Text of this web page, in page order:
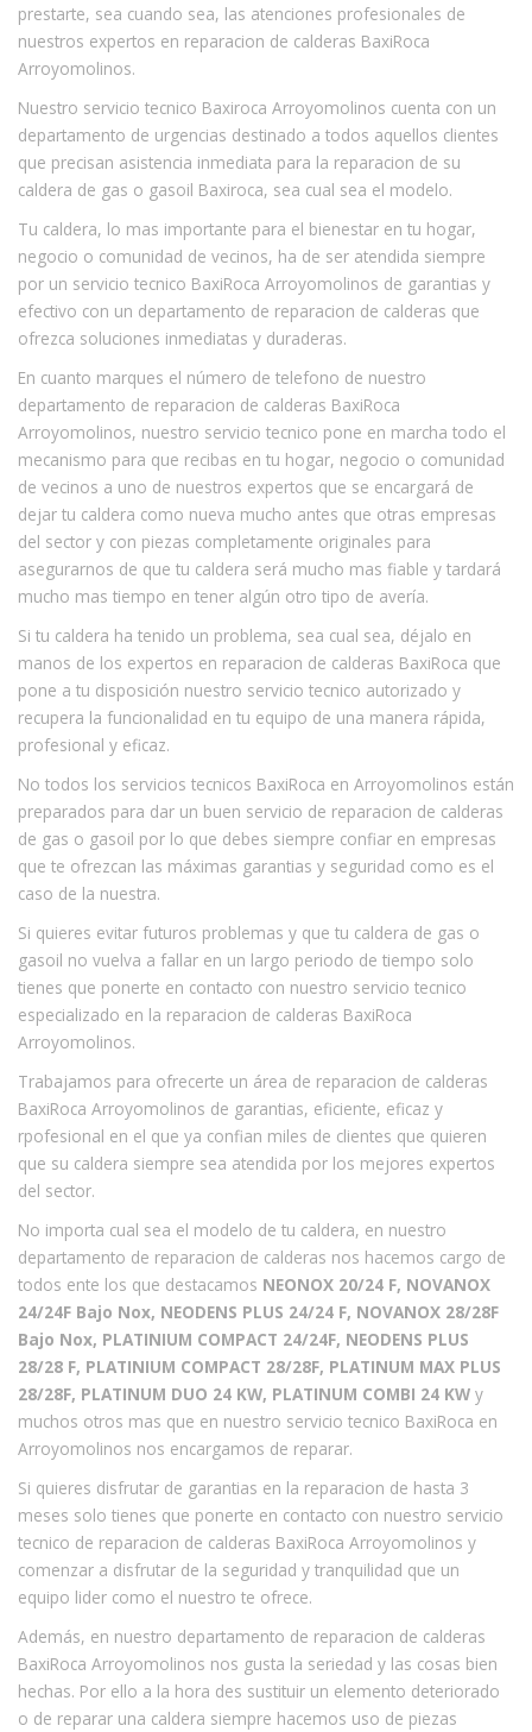
prestarte, sea cuando sea, las atenciones profesionales de
nuestros expertos en reparacion de calderas BaxiRoca
Arroyomolinos.
Nuestro servicio tecnico Baxiroca Arroyomolinos cuenta con un
departamento de urgencias destinado a todos aquellos clientes
que precisan asistencia inmediata para la reparacion de su
caldera de gas o gasoil Baxiroca, sea cual sea el modelo.
Tu caldera, lo mas importante para el bienestar en tu hogar,
negocio o comunidad de vecinos, ha de ser atendida siempre
por un servicio tecnico BaxiRoca Arroyomolinos de garantias y
efectivo con un departamento de reparacion de calderas que
ofrezca soluciones inmediatas y duraderas.
En cuanto marques el número de telefono de nuestro
departamento de reparacion de calderas BaxiRoca
Arroyomolinos, nuestro servicio tecnico pone en marcha todo el
mecanismo para que recibas en tu hogar, negocio o comunidad
de vecinos a uno de nuestros expertos que se encargará de
dejar tu caldera como nueva mucho antes que otras empresas
del sector y con piezas completamente originales para
asegurarnos de que tu caldera será mucho mas fiable y tardará
mucho mas tiempo en tener algún otro tipo de avería.
Si tu caldera ha tenido un problema, sea cual sea, déjalo en
manos de los expertos en reparacion de calderas BaxiRoca que
pone a tu disposición nuestro servicio tecnico autorizado y
recupera la funcionalidad en tu equipo de una manera rápida,
profesional y eficaz.
No todos los servicios tecnicos BaxiRoca en Arroyomolinos están
preparados para dar un buen servicio de reparacion de calderas
de gas o gasoil por lo que debes siempre confiar en empresas
que te ofrezcan las máximas garantias y seguridad como es el
caso de la nuestra.
Si quieres evitar futuros problemas y que tu caldera de gas o
gasoil no vuelva a fallar en un largo periodo de tiempo solo
tienes que ponerte en contacto con nuestro servicio tecnico
especializado en la reparacion de calderas BaxiRoca
Arroyomolinos.
Trabajamos para ofrecerte un área de reparacion de calderas
BaxiRoca Arroyomolinos de garantias, eficiente, eficaz y
rpofesional en el que ya confian miles de clientes que quieren
que su caldera siempre sea atendida por los mejores expertos
del sector.
No importa cual sea el modelo de tu caldera, en nuestro
departamento de reparacion de calderas nos hacemos cargo de
todos ente los que destacamos NEONOX 20/24 F, NOVANOX
24/24F Bajo Nox, NEODENS PLUS 24/24 F, NOVANOX 28/28F
Bajo Nox, PLATINIUM COMPACT 24/24F, NEODENS PLUS
28/28 F, PLATINIUM COMPACT 28/28F, PLATINUM MAX PLUS
28/28F, PLATINUM DUO 24 KW, PLATINUM COMBI 24 KW y
muchos otros mas que en nuestro servicio tecnico BaxiRoca en
Arroyomolinos nos encargamos de reparar.
Si quieres disfrutar de garantias en la reparacion de hasta 3
meses solo tienes que ponerte en contacto con nuestro servicio
tecnico de reparacion de calderas BaxiRoca Arroyomolinos y
comenzar a disfrutar de la seguridad y tranquilidad que un
equipo lider como el nuestro te ofrece.
Además, en nuestro departamento de reparacion de calderas
BaxiRoca Arroyomolinos nos gusta la seriedad y las cosas bien
hechas. Por ello a la hora des sustituir un elemento deteriorado
o de reparar una caldera siempre hacemos uso de piezas